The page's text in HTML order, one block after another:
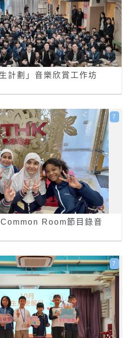
計劃」音樂欣賞工作坊
Room節目錄音
7
7